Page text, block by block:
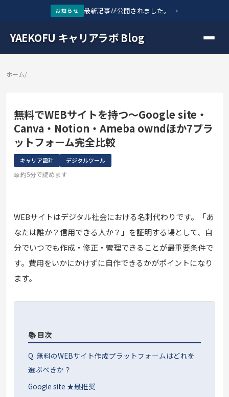
お知らせ 最新記事が公開されました。 →
YAEKOFU キャリアラボ Blog
ホーム/
無料でWEBサイトを持つ〜Google site・
Canva・Notion・Ameba owndほか7プラ
ットフォーム完全比較
キャリア設計 デジタルツール
約5分で読めます
WEBサイトはデジタル社会における名刺代わりです。「あ
なたは誰か？信用できる人か？」を証明する場として、自
分でいつでも作成・修正・管理できることが最重要条件で
す。費用をいかにかけずに自作できるかがポイントになり
ます。
📚 目次
Q. 無料のWEBサイト作成プラットフォームはどれを
選ぶべきか？
Google site ★最推奨